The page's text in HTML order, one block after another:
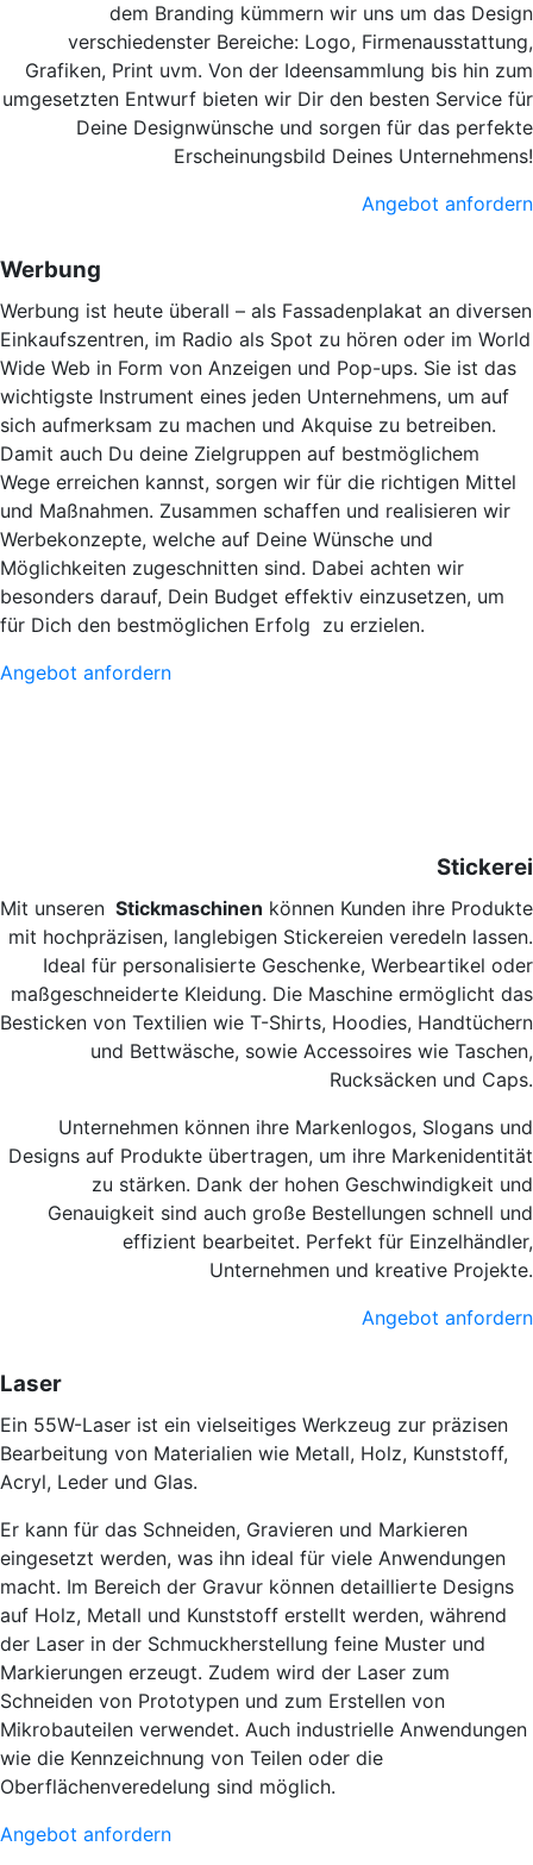
dem Branding kümmern wir uns um das Design
verschiedenster Bereiche: Logo, Firmenausstattung,
Grafiken, Print uvm. Von der Ideensammlung bis hin zum
umgesetzten Entwurf bieten wir Dir den besten Service für
Deine Designwünsche und sorgen für das perfekte
Erscheinungsbild Deines Unternehmens!
Angebot anfordern
Werbung
Werbung ist heute überall – als Fassadenplakat an diversen
Einkaufszentren, im Radio als Spot zu hören oder im World
Wide Web in Form von Anzeigen und Pop-ups. Sie ist das
wichtigste Instrument eines jeden Unternehmens, um auf
sich aufmerksam zu machen und Akquise zu betreiben.
Damit auch Du deine Zielgruppen auf bestmöglichem
Wege erreichen kannst, sorgen wir für die richtigen Mittel
und Maßnahmen. Zusammen schaffen und realisieren wir
Werbekonzepte, welche auf Deine Wünsche und
Möglichkeiten zugeschnitten sind. Dabei achten wir
besonders darauf, Dein Budget effektiv einzusetzen, um
für Dich den bestmöglichen Erfolg zu erzielen.
Angebot anfordern
Stickerei
Mit unseren Stickmaschinen können Kunden ihre Produkte
mit hochpräzisen, langlebigen Stickereien veredeln lassen.
Ideal für personalisierte Geschenke, Werbeartikel oder
maßgeschneiderte Kleidung. Die Maschine ermöglicht das
Besticken von Textilien wie T-Shirts, Hoodies, Handtüchern
und Bettwäsche, sowie Accessoires wie Taschen,
Rucksäcken und Caps.
Unternehmen können ihre Markenlogos, Slogans und
Designs auf Produkte übertragen, um ihre Markenidentität
zu stärken. Dank der hohen Geschwindigkeit und
Genauigkeit sind auch große Bestellungen schnell und
effizient bearbeitet. Perfekt für Einzelhändler,
Unternehmen und kreative Projekte.
Angebot anfordern
Laser
Ein 55W-Laser ist ein vielseitiges Werkzeug zur präzisen
Bearbeitung von Materialien wie Metall, Holz, Kunststoff,
Acryl, Leder und Glas.
Er kann für das Schneiden, Gravieren und Markieren
eingesetzt werden, was ihn ideal für viele Anwendungen
macht. Im Bereich der Gravur können detaillierte Designs
auf Holz, Metall und Kunststoff erstellt werden, während
der Laser in der Schmuckherstellung feine Muster und
Markierungen erzeugt. Zudem wird der Laser zum
Schneiden von Prototypen und zum Erstellen von
Mikrobauteilen verwendet. Auch industrielle Anwendungen
wie die Kennzeichnung von Teilen oder die
Oberflächenveredelung sind möglich.
Angebot anfordern